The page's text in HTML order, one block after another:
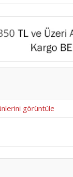
görüntüle